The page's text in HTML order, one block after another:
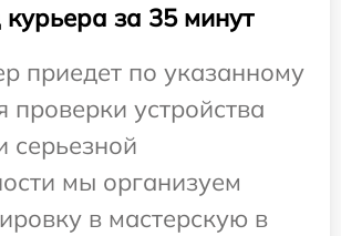
за 35 минут
приедет по указанному
проверки устройства
серьезной
мы организуем
в мастерскую в